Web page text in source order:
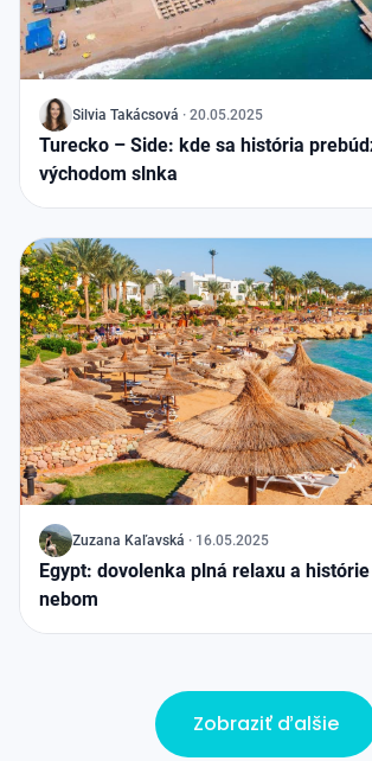
J Silvia Takácsová · 20.05.2025
Turecko – Side: kde sa história
východom slnka
J Zuzana Kaľavská · 16.05.2025
Egypt: dovolenka plná relaxu a
nebom
Zobraziť ďalšie